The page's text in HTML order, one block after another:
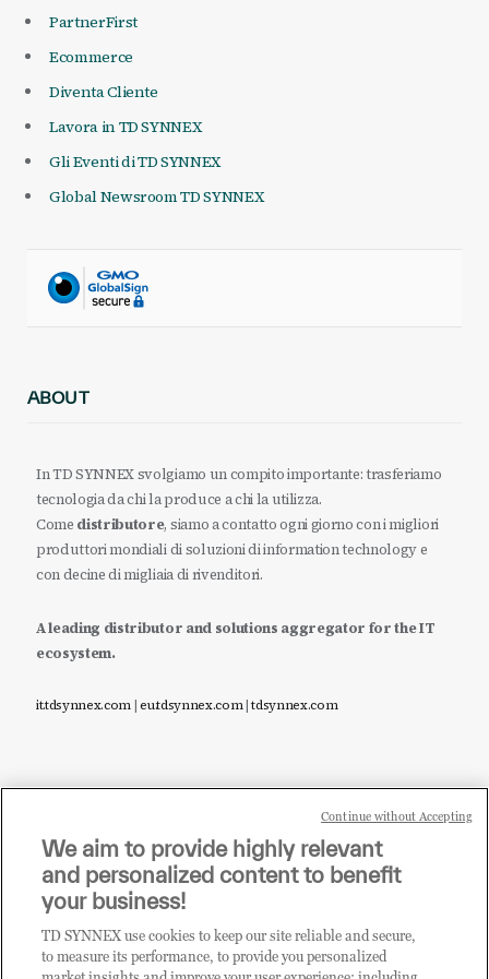
PartnerFirst
Ecommerce
Diventa Cliente
Lavora in TD SYNNEX
Gli Eventi di TD SYNNEX
Global Newsroom TD SYNNEX
ABOUT
In TD SYNNEX svolgiamo un compito importante: trasferiamo
tecnologia da chi la produce a chi la utilizza.
Come distributore, siamo a contatto ogni giorno con i migliori
produttori mondiali di soluzioni di information technology e
con decine di migliaia di rivenditori.
A leading distributor and solutions aggregator for the IT
ecosystem.
it.tdsynnex.com|eu.tdsynnex.com|tdsynnex.com
Sei un rivenditore di tecnologia e desideri acquistare
i prodotti o le soluzioni trattate sul blog?
CLICCA QUI E DIVENTA
CLIENTE TD SYNNEX
We aim to provide highly relevant
and personalized content to benefit
your business!
TD SYNNEX use cookies to keep our site reliable and secure,
to measure its performance, to provide you personalized
Continue without Accepting